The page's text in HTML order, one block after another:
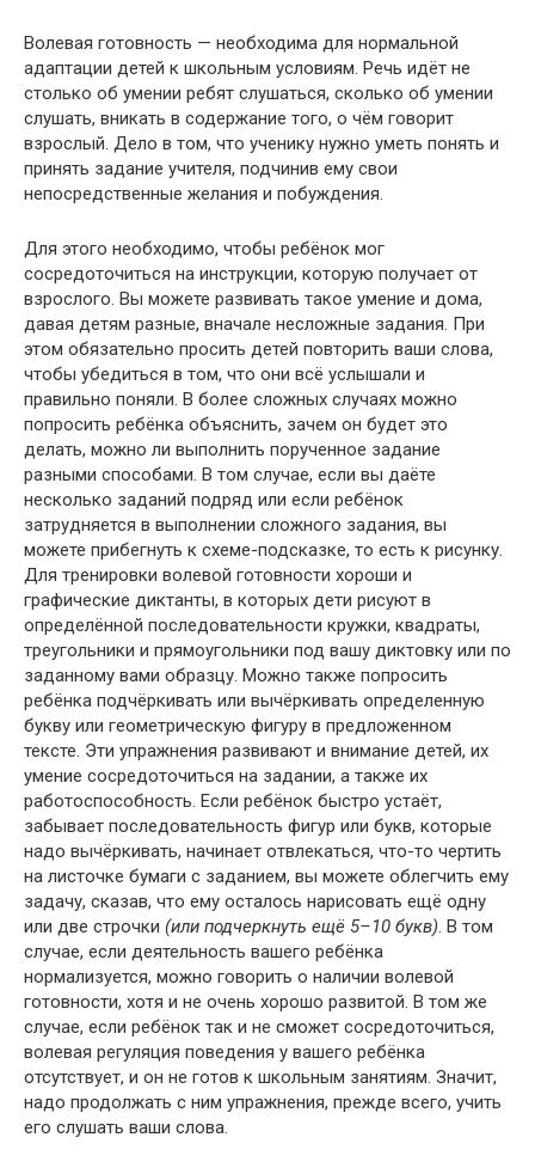
Волевая готовность — необходима для нормальной
адаптации детей к школьным условиям. Речь идёт не
столько об умении ребят слушаться, сколько об умении
слушать, вникать в содержание того, о чём говорит
взрослый. Дело в том, что ученику нужно уметь понять и
принять задание учителя, подчинив ему свои
непосредственные желания и побуждения.
Для этого необходимо, чтобы ребёнок мог
сосредоточиться на инструкции, которую получает от
взрослого. Вы можете развивать такое умение и дома,
давая детям разные, вначале несложные задания. При
этом обязательно просить детей повторить ваши слова,
чтобы убедиться в том, что они всё услышали и
правильно поняли. В более сложных случаях можно
попросить ребёнка объяснить, зачем он будет это
делать, можно ли выполнить порученное задание
разными способами. В том случае, если вы даёте
несколько заданий подряд или если ребёнок
затрудняется в выполнении сложного задания, вы
можете прибегнуть к схеме-подсказке, то есть к рисунку.
Для тренировки волевой готовности хороши и
графические диктанты, в которых дети рисуют в
определённой последовательности кружки, квадраты,
треугольники и прямоугольники под вашу диктовку или по
заданному вами образцу. Можно также попросить
ребёнка подчёркивать или вычёркивать определенную
букву или геометрическую фигуру в предложенном
тексте. Эти упражнения развивают и внимание детей, их
умение сосредоточиться на задании, а также их
работоспособность. Если ребёнок быстро устаёт,
забывает последовательность фигур или букв, которые
надо вычёркивать, начинает отвлекаться, что-то чертить
на листочке бумаги с заданием, вы можете облегчить ему
задачу, сказав, что ему осталось нарисовать ещё одну
или две строчки (или подчеркнуть ещё 5–10 букв). В том
случае, если деятельность вашего ребёнка
нормализуется, можно говорить о наличии волевой
готовности, хотя и не очень хорошо развитой. В том же
случае, если ребёнок так и не сможет сосредоточиться,
волевая регуляция поведения у вашего ребёнка
отсутствует, и он не готов к школьным занятиям. Значит,
надо продолжать с ним упражнения, прежде всего, учить
его слушать ваши слова.